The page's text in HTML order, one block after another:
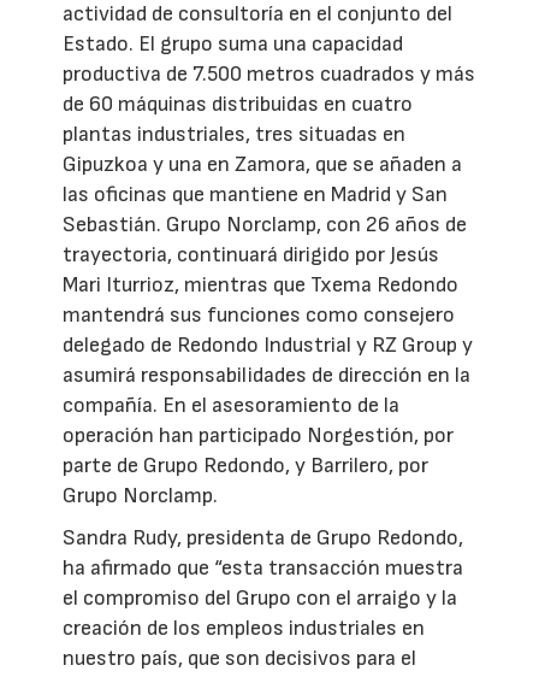
actividad de consultoría en el conjunto del
Estado. El grupo suma una capacidad
productiva de 7.500 metros cuadrados y más
de 60 máquinas distribuidas en cuatro
plantas industriales, tres situadas en
Gipuzkoa y una en Zamora, que se añaden a
las oficinas que mantiene en Madrid y San
Sebastián. Grupo Norclamp, con 26 años de
trayectoria, continuará dirigido por Jesús
Mari Iturrioz, mientras que Txema Redondo
mantendrá sus funciones como consejero
delegado de Redondo Industrial y RZ Group y
asumirá responsabilidades de dirección en la
compañía. En el asesoramiento de la
operación han participado Norgestión, por
parte de Grupo Redondo, y Barrilero, por
Grupo Norclamp.
Sandra Rudy, presidenta de Grupo Redondo,
ha afirmado que “esta transacción muestra
el compromiso del Grupo con el arraigo y la
creación de los empleos industriales en
nuestro país, que son decisivos para el